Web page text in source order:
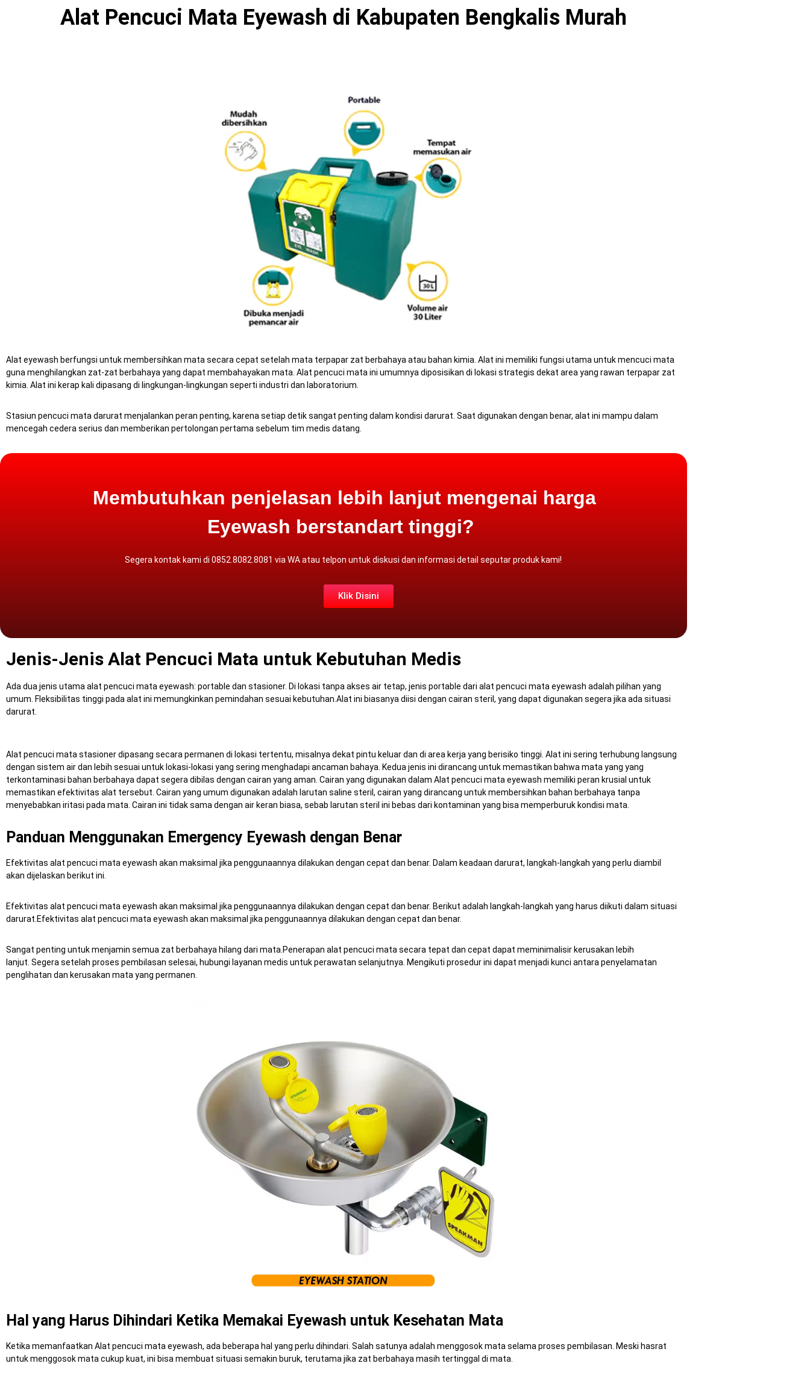
Alat Pencuci Mata Eyewash di Kabupaten Bengkalis Murah
Alat eyewash berfungsi untuk membersihkan mata secara cepat setelah mata terpapar zat berbahaya atau bahan kimia. Alat ini memiliki fungsi utama untuk mencuci mata
guna menghilangkan zat-zat berbahaya yang dapat membahayakan mata. Alat pencuci mata ini umumnya diposisikan di lokasi strategis dekat area yang rawan terpapar zat
kimia. Alat ini kerap kali dipasang di lingkungan-lingkungan seperti industri dan laboratorium.
Stasiun pencuci mata darurat menjalankan peran penting, karena setiap detik sangat penting dalam kondisi darurat. Saat digunakan dengan benar, alat ini mampu dalam
mencegah cedera serius dan memberikan pertolongan pertama sebelum tim medis datang.
Membutuhkan penjelasan lebih lanjut mengenai harga
Eyewash berstandart tinggi?
Segera kontak kami di 0852.8082.8081 viaWA atau telpon untuk diskusi dan informasi detail seputar produk kami!
Klik Disini
Jenis-Jenis Alat Pencuci Mata untuk Kebutuhan Medis
Ada dua jenis utama alat pencuci mata eyewash: portable dan stasioner. Di lokasi tanpa akses air tetap, jenis portable dari alat pencuci mata eyewash adalah pilihan yang
umum. Fleksibilitas tinggi pada alat ini memungkinkan pemindahan sesuai kebutuhan. Alat ini biasanya diisi dengan cairan steril, yang dapat digunakan segera jika ada situasi
darurat.
Alat pencuci mata stasioner dipasang secara permanen di lokasi tertentu, misalnya dekat pintu keluar dan di area kerja yang berisiko tinggi. Alat ini sering terhubung langsung
dengan sistem air dan lebih sesuai untuk lokasi-lokasi yang sering menghadapi ancaman bahaya. Kedua jenis ini dirancang untuk memastikan bahwa mata yang yang
terkontaminasi bahan berbahaya dapat segera dibilas dengan cairan yang aman. Cairan yang digunakan dalam Alat pencuci mata eyewash memiliki peran krusial untuk
memastikan efektivitas alat tersebut. Cairan yang umum digunakan adalah larutan saline steril, cairan yang dirancang untuk membersihkan bahan berbahaya tanpa
menyebabkan iritasi pada mata. Cairan ini tidak sama dengan air keran biasa, sebab larutan steril ini bebas dari kontaminan yang bisa memperburuk kondisi mata.
Panduan Menggunakan Emergency Eyewash dengan Benar
Efektivitas alat pencuci mata eyewash akan maksimal jika penggunaannya dilakukan dengan cepat dan benar. Dalam keadaan darurat, langkah-langkah yang perlu diambil
akan dijelaskan berikut ini.
Efektivitas alat pencuci mata eyewash akan maksimal jika penggunaannya dilakukan dengan cepat dan benar. Berikut adalah langkah-langkah yang harus diikuti dalam situasi
darurat.Efektivitas alat pencuci mata eyewash akan maksimal jika penggunaannya dilakukan dengan cepat dan benar.
Sangat penting untuk menjamin semua zat berbahaya hilang dari mata. Penerapan alat pencuci mata secara tepat dan cepat dapat meminimalisir kerusakan lebih
lanjut. Segera setelah proses pembilasan selesai, hubungi layanan medis untuk perawatan selanjutnya. Mengikuti prosedur ini dapat menjadi kunci antara penyelamatan
penglihatan dan kerusakan mata yang permanen.
Hal yang Harus Dihindari Ketika Memakai Eyewash untuk Kesehatan Mata
Ketika memanfaatkan Alat pencuci mata eyewash, ada beberapa hal yang perlu dihindari. Salah satunya adalah menggosok mata selama proses pembilasan. Meski hasrat
untuk menggosok mata cukup kuat, ini bisa membuat situasi semakin buruk, terutama jika zat berbahaya masih tertinggal di mata.